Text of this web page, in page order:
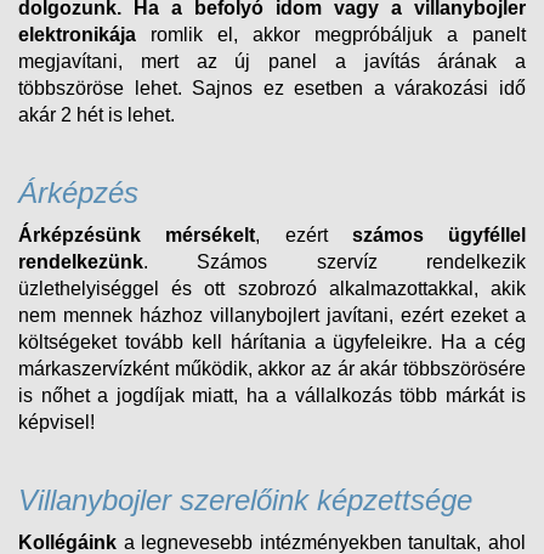
dolgozunk.
Ha a befolyó idom vagy a villanybojler
elektronikája romlik el, akkor megpróbáljuk a panelt
megjavítani, mert az új panel a javítás árának a
többszöröse lehet. Sajnos ez esetben a várakozási idő
akár 2 hét is lehet.
Árképzés
Árképzésünk mérsékelt, ezért számos ügyféllel
rendelkezünk. Számos szervíz rendelkezik
üzlethelyiséggel és ott szobrozó alkalmazottakkal, akik
nem mennek házhoz villanybojlert javítani, ezért ezeket a
költségeket tovább kell hárítania a ügyfeleikre. Ha a cég
márkaszervízként működik, akkor az ár akár többszörösére
is nőhet a jogdíjak miatt, ha a vállalkozás több márkát is
képvisel!
Villanybojler szerelőink képzettsége
Kollégáink a legnevesebb intézményekben tanultak, ahol